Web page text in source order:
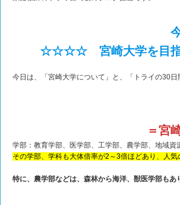
☆☆☆☆ 宮崎大学を目
今日は、「宮崎大学について」と、「トライの30
＝宮
学部：教育学部、医学部、工学部、農学部、地域資
その学部、学科も大体倍率が2～3倍ほどあり、人
特に、農学部などは、森林から海洋、獣医学部も